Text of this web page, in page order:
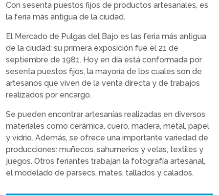
Con sesenta puestos fijos de productos artesanales, es
la feria más antigua de la ciudad.
El Mercado de Pulgas del Bajo es las feria más antigua
de la ciudad: su primera exposición fue el 21 de
septiembre de 1981. Hoy en día está conformada por
sesenta puestos fijos, la mayoría de los cuales son de
artesanos que viven de la venta directa y de trabajos
realizados por encargo.
Se pueden encontrar artesanías realizadas en diversos
materiales como cerámica, cuero, madera, metal, papel
y vidrio. Además, se ofrece una importante variedad de
producciones: muñecos, sahumerios y velas, textiles y
juegos. Otros feriantes trabajan la fotografía artesanal,
el modelado de parsecs, mates, tallados y calados.